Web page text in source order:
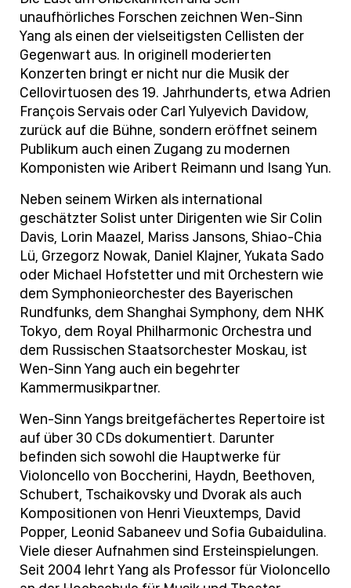
unaufhörliches Forschen zeichnen Wen-Sinn
Yang als einen der vielseitigsten Cellisten der
Gegenwart aus. In originell moderierten
Konzerten bringt er nicht nur die Musik der
Cellovirtuosen des 19. Jahrhunderts, etwa Adrien
François Servais oder Carl Yulyevich Davidow,
zurück auf die Bühne, sondern eröffnet seinem
Publikum auch einen Zugang zu modernen
Komponisten wie Aribert Reimann und Isang Yun.
Neben seinem Wirken als international
geschätzter Solist unter Dirigenten wie Sir Colin
Davis, Lorin Maazel, Mariss Jansons, Shiao-Chia
Lü, Grzegorz Nowak, Daniel Klajner, Yukata Sado
oder Michael Hofstetter und mit Orchestern wie
dem Symphonieorchester des Bayerischen
Rundfunks, dem Shanghai Symphony, dem NHK
Tokyo, dem Royal Philharmonic Orchestra und
dem Russischen Staatsorchester Moskau, ist
Wen-Sinn Yang auch ein begehrter
Kammermusikpartner.
Wen-Sinn Yangs breitgefächertes Repertoire ist
auf über 30 CDs dokumentiert. Darunter
befinden sich sowohl die Hauptwerke für
Violoncello von Boccherini, Haydn, Beethoven,
Schubert, Tschaikovsky und Dvorak als auch
Kompositionen von Henri Vieuxtemps, David
Popper, Leonid Sabaneev und Sofia Gubaidulina.
Viele dieser Aufnahmen sind Ersteinspielungen.
Seit 2004 lehrt Yang als Professor für Violoncello